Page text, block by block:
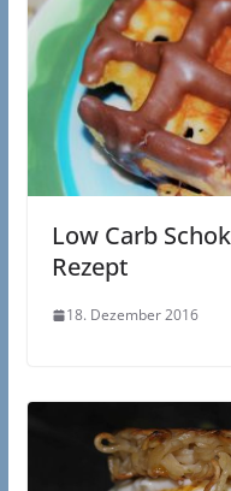
Low Carb
Rezept
18. Dezember 2016